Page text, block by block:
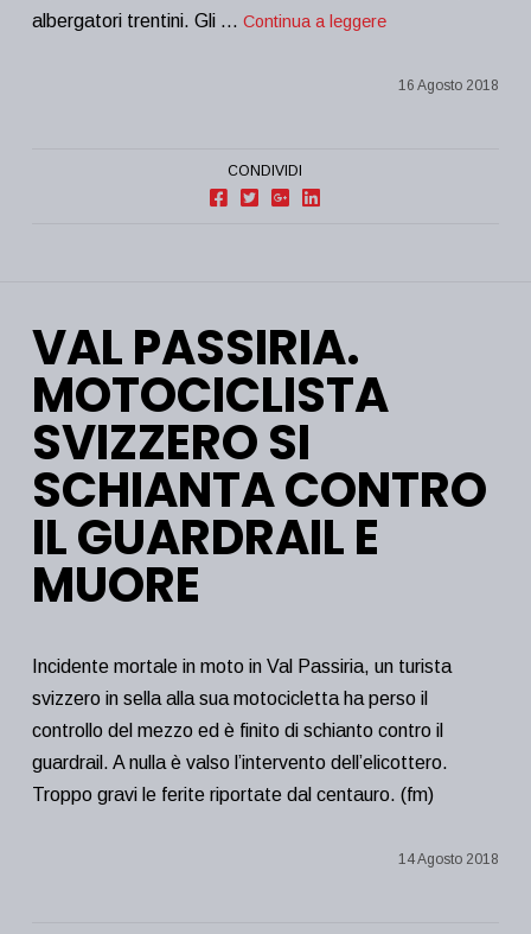
albergatori trentini. Gli … Continua a leggere
16 Agosto 2018
CONDIVIDI
VAL PASSIRIA.
MOTOCICLISTA
SVIZZERO SI
SCHIANTA CONTRO
IL GUARDRAIL E
MUORE
Incidente mortale in moto in Val Passiria, un turista
svizzero in sella alla sua motocicletta ha perso il
controllo del mezzo ed è finito di schianto contro il
guardrail. A nulla è valso l’intervento dell’elicottero.
Troppo gravi le ferite riportate dal centauro. (fm)
14 Agosto 2018